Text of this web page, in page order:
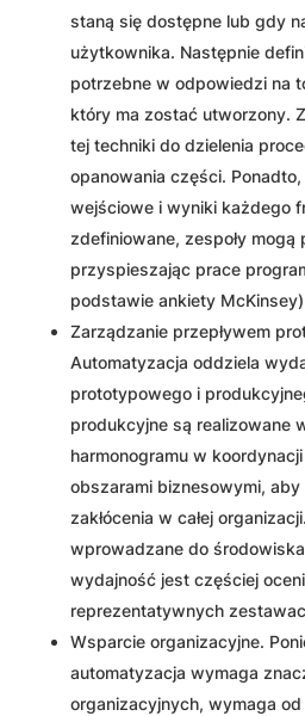
staną się dostępne lub gdy
użytkownika. Następnie
potrzebne w odpowiedzi na
który ma zostać utworzony.
tej techniki do dzielenia
opanowania części.
wejściowe i wyniki każdego
zdefiniowane, zespoły
przyspieszając prace
podstawie ankiety
Zarządzanie przepływem
Automatyzacja oddziela
prototypowego i
produkcyjne są realizowane
harmonogramu w
obszarami biznesowymi, aby
zakłócenia w całej
wprowadzane do
wydajność jest częściej
reprezentatywnych
Wsparcie organizacyjne.
automatyzacja wymaga
organizacyjnych, wymaga